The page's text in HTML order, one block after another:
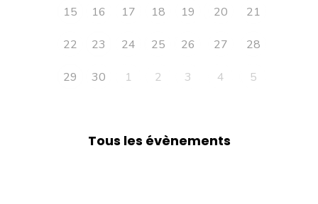
15
16 17 18 19 20 21
22 23 24 25 26 27 28
29 30 1 2 3 4 5
Tous les évènements